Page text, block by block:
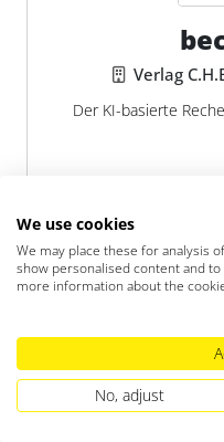
Verlag
Der KI-basierte
Integration in beck-
Quellenbasis mit
vollständige Chat-
We use cookies
We may place these for analysis
show personalised content and
more information about the
No, adjust